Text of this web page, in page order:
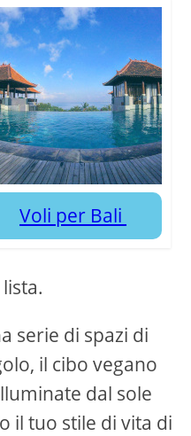
Voli per Bali
serie di spazi di
il cibo vegano
dal sole
il tuo stile di vita di